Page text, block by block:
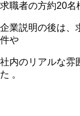
求職者の方約20名
企業説明の後は、
件や
社内のリアルな雰
た 。